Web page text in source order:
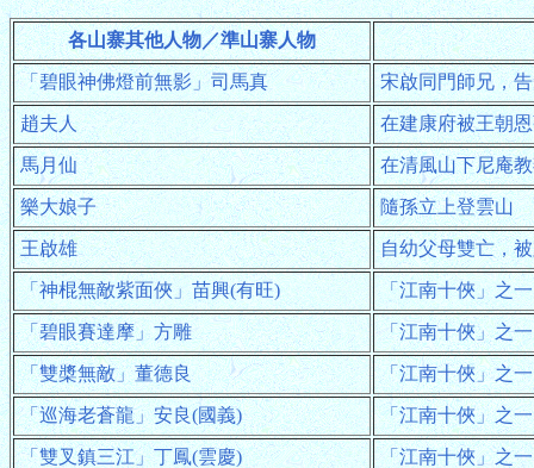
各山寨其他人物／準山寨人物
「碧眼神佛燈前無影」司馬真 宋啟同門師兄，
趙夫人 在建康府被王朝
馬月仙 在清風山下尼庵
樂大娘子 隨孫立上登雲山
王啟雄 自幼父母雙亡，
「神棍無敵紫面俠」苗興(有旺) 「江南十俠」之
「碧眼賽達摩」方雕 「江南十俠」之
「雙槳無敵」董德良 「江南十俠」之
「巡海老蒼龍」安良(國義) 「江南十俠」之
「雙叉鎮三江」丁鳳(雲慶) 「江南十俠」之